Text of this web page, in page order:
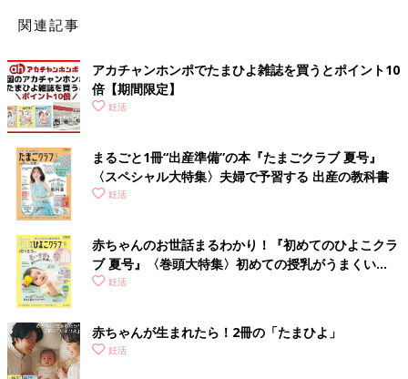
待合室は「落ち着ける空間を」と、席ごとにAC電源がついたカウンター式。
関連記事
アカチャンホンポでたまひよ雑誌を買うとポイント10
倍【期間限定】
妊活
まるごと1冊“出産準備”の本『たまごクラブ 夏号』
〈スペシャル大特集〉夫婦で予習する 出産の教科書
妊活
赤ちゃんのお世話まるわかり！『初めてのひよこクラ
ブ 夏号』〈巻頭大特集〉初めての授乳がうまくい
く！ おっぱい・ミルクの基本と夏のトラブル 解決テ
妊活
赤ちゃんが生まれたら！2冊の「たまひよ」
妊活